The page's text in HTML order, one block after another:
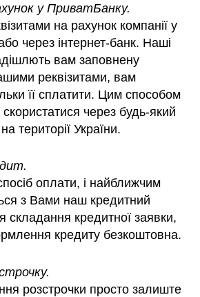
у ПриватБанку.
на рахунок компанії у
через інтернет-банк. Наші
вам заповнену
реквізитами, вам
її сплатити. Цим способом
через будь-який
території України.
оплати, і найближчим
з Вами наш кредитний
кредитної заявки,
кредиту безкоштовна.
розстрочки просто залиште